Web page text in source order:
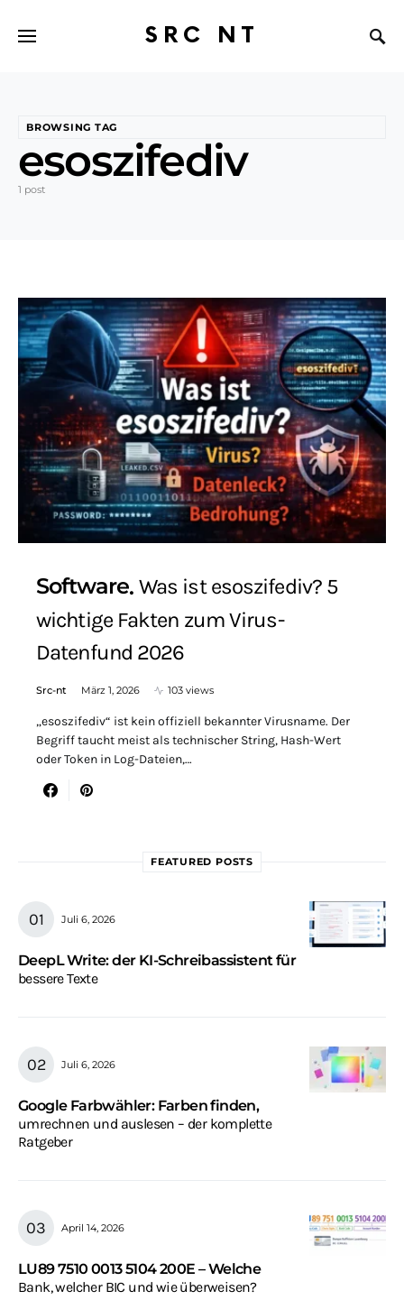
SRC NT
BROWSING TAG
esoszifediv
1 post
Software Was ist esoszifediv? 5
wichtige Fakten zum Virus-
Datenfund 2026
Src-nt März 1, 2026 103 views
„esoszifediv“ ist kein offiziell bekannter Virusname. Der
Begriff taucht meist als technischer String, Hash-Wert
oder Token in Log-Dateien,…
FEATURED POSTS
Juli 6, 2026
DeepL Write: der KI-Schreibassistent für
bessere Texte
Juli 6, 2026
Google Farbwähler: Farben finden,
umrechnen und auslesen – der komplette
Ratgeber
April 14, 2026
LU89 7510 0013 5104 200E – Welche
Bank, welcher BIC und wie überweisen?